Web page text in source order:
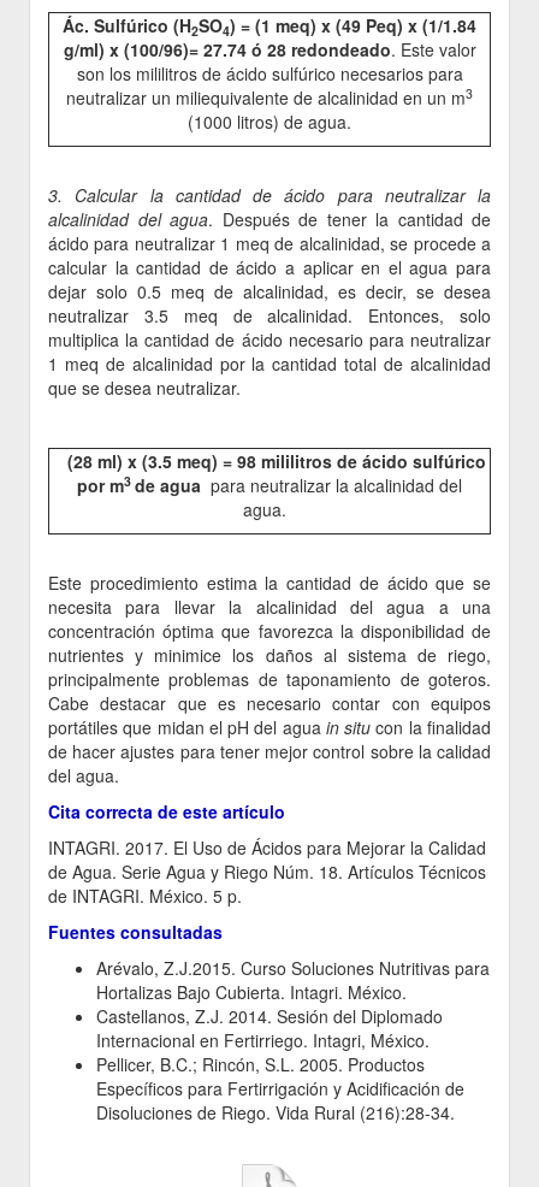
Ác. Sulfúrico (H2SO4) = (1 meq) x (49 Peq) x (1/1.84
g/ml) x (100/96)= 27.74 ó 28 redondeado. Este valor
son los mililitros de ácido sulfúrico necesarios para
neutralizar un miliequivalente de alcalinidad en un m3
(1000 litros) de agua.
3. Calcular la cantidad de ácido para neutralizar la
alcalinidad del agua. Después de tener la cantidad de
ácido para neutralizar 1 meq de alcalinidad, se procede a
calcular la cantidad de ácido a aplicar en el agua para
dejar solo 0.5 meq de alcalinidad, es decir, se desea
neutralizar 3.5 meq de alcalinidad. Entonces, solo
multiplica la cantidad de ácido necesario para neutralizar
1 meq de alcalinidad por la cantidad total de alcalinidad
que se desea neutralizar.
(28 ml) x (3.5 meq) = 98 mililitros de ácido sulfúrico
por m3 de agua para neutralizar la alcalinidad del
agua.
Este procedimiento estima la cantidad de ácido que se
necesita para llevar la alcalinidad del agua a una
concentración óptima que favorezca la disponibilidad de
nutrientes y minimice los daños al sistema de riego,
principalmente problemas de taponamiento de goteros.
Cabe destacar que es necesario contar con equipos
portátiles que midan el pH del agua in situ con la finalidad
de hacer ajustes para tener mejor control sobre la calidad
del agua.
Cita correcta de este artículo
INTAGRI. 2017. El Uso de Ácidos para Mejorar la Calidad
de Agua. Serie Agua y Riego Núm. 18. Artículos Técnicos
de INTAGRI. México. 5 p.
Fuentes consultadas
Arévalo, Z.J.2015. Curso Soluciones Nutritivas para
Hortalizas Bajo Cubierta. Intagri. México.
Castellanos, Z.J. 2014. Sesión del Diplomado
Internacional en Fertirriego. Intagri, México.
Pellicer, B.C.; Rincón, S.L. 2005. Productos
Específicos para Fertirrigación y Acidificación de
Disoluciones de Riego. Vida Rural (216):28-34.